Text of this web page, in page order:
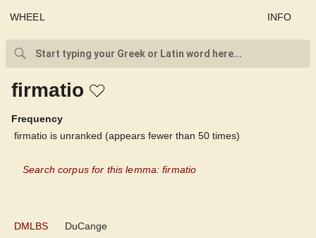
WHEEL INFO
firmatio
Frequency
firmatio is unranked (appears fewer than 50 times)
Search corpus for this lemma: firmatio
DMLBS DuCange
DMLBS